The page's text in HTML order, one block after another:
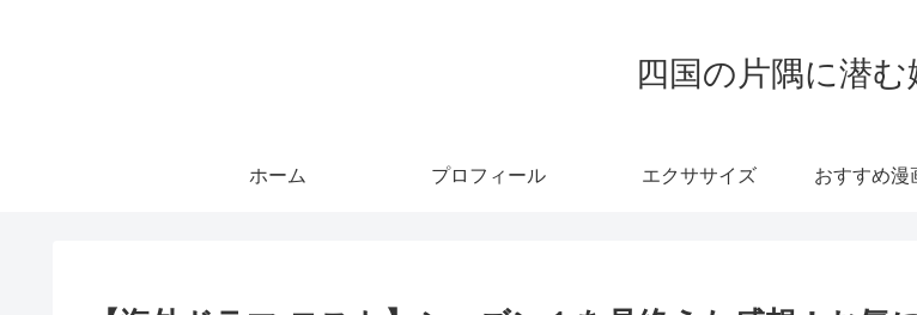
四国の片隅に潜む
ホーム プロフィール エクササイズ おすすめ漫